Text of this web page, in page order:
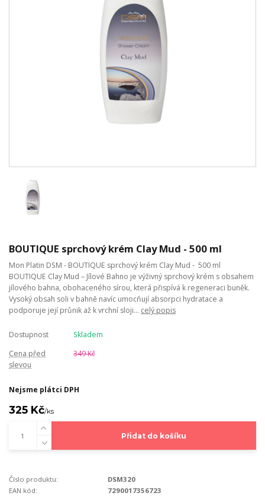
BOUTIQUE sprchový krém Clay Mud - 500 ml
Mon Platin DSM - BOUTIQUE sprchový krém Clay Mud - 500 ml
BOUTIQUE Clay Mud – Jílové Bahno je výživný sprchový krém s obsahem
jílového bahna, obohaceného sírou, která přispívá k regeneraci buněk.
Vysoký obsah soli v bahně navíc umocňují absorpci hydratace a
podporuje její průnik až k vrchní sloji... celý popis
Dostupnost
Skladem
Cena před
slevou
349 Kč
Nejsme plátci DPH
325 Kč/ks
Přidat do košíku
Číslo produktu:
DSM320
EAN kód:
7290017356723